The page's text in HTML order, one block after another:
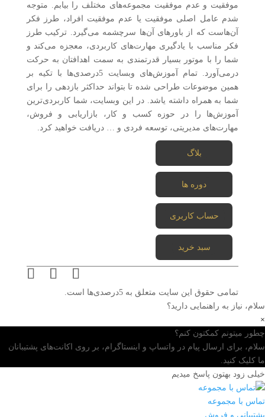
موفقیت و عدم موفقیت مجموعه‌های مختلف را بیابم. متوجه
شدم عامل اصلی موفقیت یا عدم موفقیت افراد، طرز فکر
آن‌هاست که از باورهای آن‌ها سرچشمه می‌گیرد. ترکیب طرز
فکر مناسب با یادگیری مهارت‌های کاربردی، معجزه می‌کند و
شما را با موتور بسیار قدرتمندی به سمت اهدافتان به حرکت
درمی‌آورد. تمام آموزش‌های وبسایت 5درصدی‌ها با تکیه بر
همین موضوعات طراحی شده تا بتواند حداکثر بازدهی را برای
شما به همراه داشته یاشد. در این وبسایت، شما کاربردی‌ترین
آموزش‌ها را در حوزه کسب و کار، بازاریابی و فروش،
مهارت‌های مدیریتی، توسعه فردی و … دریافت خواهید کرد.
بلاگ
دوره ها
حساب کاربری
سبد خرید
تمامی حقوق این سایت متعلق به 5درصدی‌ها است.
سلام، نیاز به راهنمایی دارید؟
×
چطور میتونم کمکتون کنم؟
سلام، برای ارسال پیام در واتساپ و اینستاگرام، بر روی اکانت‌های پشتیبانان
ما کلیک کنید.
خیلی زود بهتون پاسخ میدیم
تماس با مجموعه
پشتیبانی و فروش